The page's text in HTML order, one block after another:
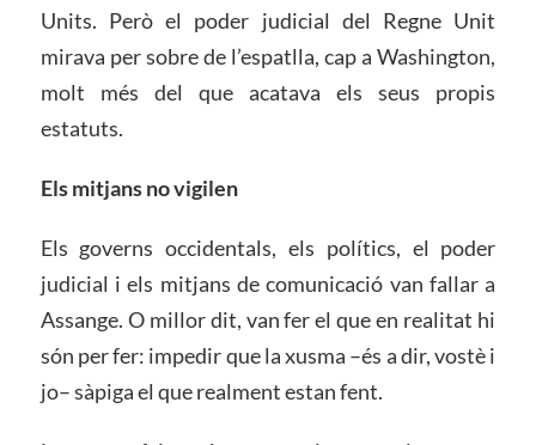
Units. Però el poder judicial del Regne Unit
mirava per sobre de l’espatlla, cap a Washington,
molt més del que acatava els seus propis
estatuts.
Els mitjans no vigilen
Els governs occidentals, els polítics, el poder
judicial i els mitjans de comunicació van fallar a
Assange. O millor dit, van fer el que en realitat hi
són per fer: impedir que la xusma –és a dir, vostè i
jo– sàpiga el que realment estan fent.